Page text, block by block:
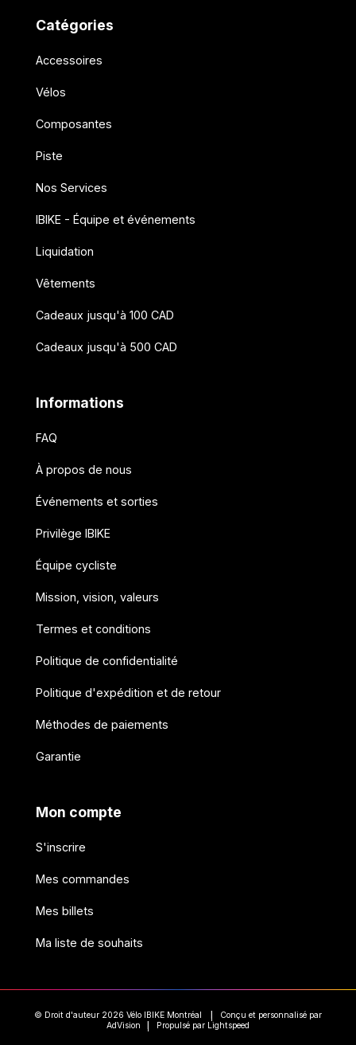
Catégories
Accessoires
Vélos
Composantes
Piste
Nos Services
IBIKE - Équipe et événements
Liquidation
Vêtements
Cadeaux jusqu'à 100 CAD
Cadeaux jusqu'à 500 CAD
Informations
FAQ
À propos de nous
Événements et sorties
Privilège IBIKE
Équipe cycliste
Mission, vision, valeurs
Termes et conditions
Politique de confidentialité
Politique d'expédition et de retour
Méthodes de paiements
Garantie
Mon compte
S'inscrire
Mes commandes
Mes billets
Ma liste de souhaits
© Droit d'auteur 2026 Vélo IBIKE Montréal
Conçu et personnalisé par
AdVision
Propulsé par Lightspeed